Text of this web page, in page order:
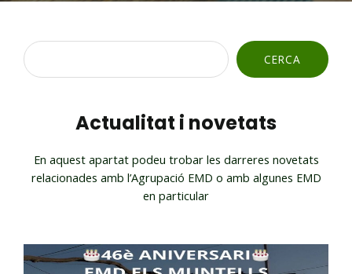
Cerca
CERCA
Actualitat i novetats
En aquest apartat podeu trobar les darreres novetats
relacionades amb l’Agrupació EMD o amb algunes EMD
en particular